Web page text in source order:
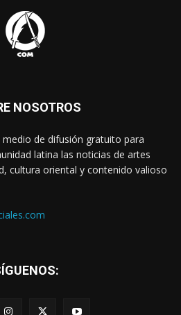
NOSOTROS
de difusión gratuito para
latina las noticias de artes
cultura oriental y contenido valioso